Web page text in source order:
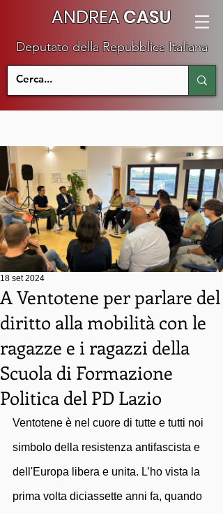
ANDREACASU
Deputato della Repubblica Italiana
A Ventotene per parlare del
diritto alla mobilità con le
ragazze e i ragazzi della
Scuola di Formazione
Politica del PD Lazio
18 set 2024
Ventotene è nel cuore di tutte e tutti noi
simbolo della resistenza antifascista e
dell'Europa libera e unita. L’ho vista la
prima volta diciassette anni fa, quando